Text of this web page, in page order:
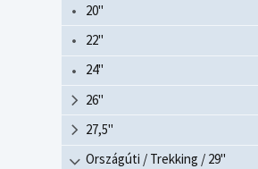
20"
22"
24"
26"
27,5"
Országúti / Trekking / 29"